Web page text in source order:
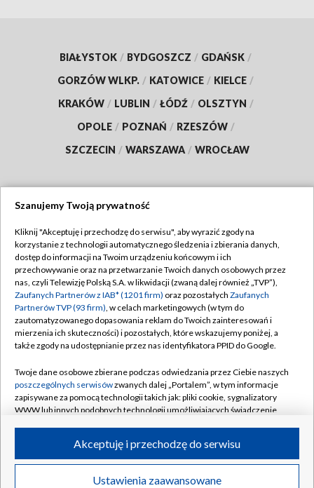
BIAŁYSTOK / BYDGOSZCZ / GDAŃSK /
GORZÓW WLKP. / KATOWICE / KIELCE /
KRAKÓW / LUBLIN / ŁÓDŹ / OLSZTYN /
OPOLE / POZNAŃ / RZESZÓW /
SZCZECIN / WARSZAWA / WROCŁAW
TVP
Abonament TVP
Emisja w TVP
Centrum informacji TVP
Naziemna Telewizja Cyfrowa
Rada Programowa
System NOS
Informacje o nadawcy
Program dla prasy
Regulamin TVP
Polityka prywatności
Moje zgody
Pomoc
Kontakt
Kanały
©2026 Telewizja Polska S.A. w likwidacji
Szanujemy Twoją prywatność
Kliknij "Akceptuję i przechodzę do serwisu", aby wyrazić zgody na
korzystanie z technologii automatycznego śledzenia i zbierania danych,
dostęp do informacji na Twoim urządzeniu końcowym i ich
przechowywanie oraz na przetwarzanie Twoich danych osobowych przez
nas, czyli Telewizję Polską S.A. w likwidacji (zwaną dalej również „TVP”),
Zaufanych Partnerów z IAB* (1201 firm) oraz pozostałych Zaufanych
Partnerów TVP (93 firm), w celach marketingowych (w tym do
zautomatyzowanego dopasowania reklam do Twoich zainteresowań i
mierzenia ich skuteczności) i pozostałych, które wskazujemy poniżej, a
także zgody na udostępnianie przez nas identyfikatora PPID do Google.
Twoje dane osobowe zbierane podczas odwiedzania przez Ciebie naszych
poszczególnych serwisówzwanych dalej „Portalem”, w tym informacje
zapisywane za pomocą technologii takich jak: pliki cookie, sygnalizatory
WWW lub innych podobnych technologii umożliwiających świadczenie
ruchu w Internecie.
Twoje dane osobowe zbierane podczas odwiedzania przez Ciebie
Ustawienia zaawansowane
Akceptuję i przechodzę do serwisu